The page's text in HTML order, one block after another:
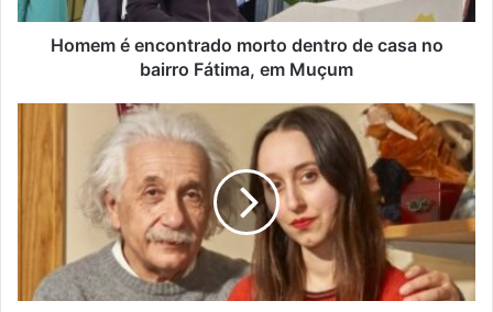
bairro
Fátima,Homem é encontrado morto dentro de casa no
bairro Fátima, em Muçum
Sabrina
Pasterski
teoria
questiona
forma